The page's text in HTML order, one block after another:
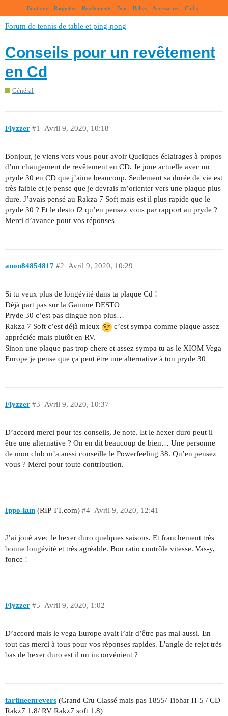
Boutique Raquettes Revêtements Bois Balles Accessoires Clubs
Forum de tennis de table et ping-pong
Conseils pour un revêtement
en Cd
Général
Flyzzer Avril 9, 2020, 10:18
#1
Bonjour, je viens vers vous pour avoir Quelques éclairages à propos
d’un changement de revêtement en CD. Je joue actuelle avec un
pryde 30 en CD que j’aime beaucoup. Seulement sa durée de vie est
très faible et je pense que je devrais m’orienter vers une plaque plus
dure. J’avais pensé au Rakza 7 Soft mais est il plus rapide que le
pryde 30 ? Et le desto f2 qu’en pensez vous par rapport au pryde ?
Merci d’avance pour vos réponses
anon84854817 Avril 9, 2020, 10:29
#2
Si tu veux plus de longévité dans ta plaque Cd !
Déjà part pas sur la Gamme DESTO
Pryde 30 c’est pas dingue non plus…
Rakza 7 Soft c’est déjà mieux
c’est sympa comme plaque assez
appréciée mais plutôt en RV.
Sinon une plaque pas trop chere et assez sympa tu as le XIOM Vega
Europe je pense que ça peut être une alternative à ton pryde 30
Flyzzer Avril 9, 2020, 10:37
#3
D’accord merci pour tes conseils, Je note. Et le hexer duro peut il
être une alternative ? On en dit beaucoup de bien… Une personne
de mon club m’a aussi conseille le Powerfeeling 38. Qu’en pensez
vous ? Merci pour toute contribution.
Ippo-kun (RIP TT.com) Avril 9, 2020, 12:41
#4
J’ai joué avec le hexer duro quelques saisons. Et franchement très
bonne longévité et très agréable. Bon ratio contrôle vitesse. Vas-y,
fonce !
Flyzzer Avril 9, 2020, 1:02
#5
D’accord mais le vega Europe avait l’air d’être pas mal aussi. En
tout cas merci à tous pour vos réponses rapides. L’angle de rejet très
bas de hexer duro est il un inconvénient ?
tartineenrevers (Grand Cru Classé mais pas 1855/ Tibhar H-5 / CD
Rakz7 1.8/ RV Rakz7 soft 1.8)